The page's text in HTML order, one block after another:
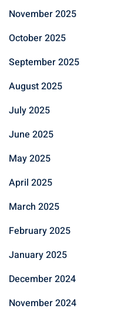
November 2025
October 2025
September 2025
August 2025
July 2025
June 2025
May 2025
April 2025
March 2025
February 2025
January 2025
December 2024
November 2024